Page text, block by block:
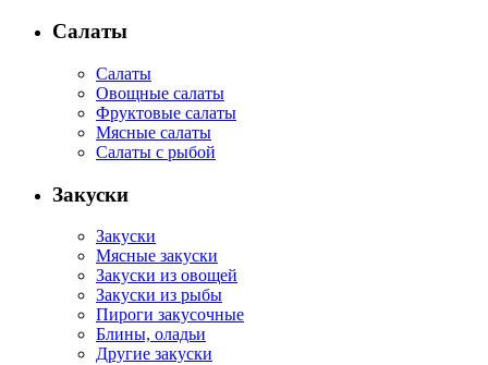
Салаты
Салаты
Овощные салаты
Фруктовые салаты
Мясные салаты
Салаты с рыбой
Закуски
Закуски
Мясные закуски
Закуски из овощей
Закуски из рыбы
Пироги закусочные
Блины, оладьи
Другие закуски